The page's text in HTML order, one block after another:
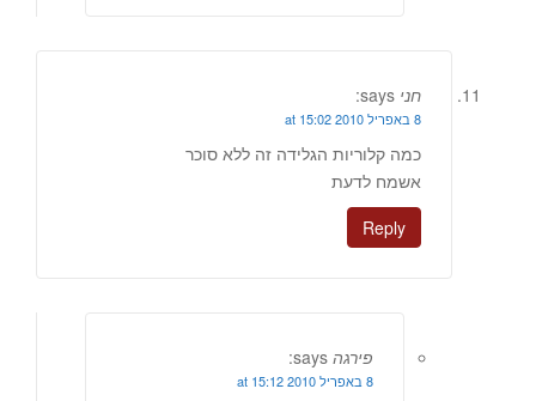
חני says:
8 באפריל 2010 at 15:02
כמה קלוריות הגלידה זה ללא סוכר
אשמח לדעת
Reply
פירגה says:
8 באפריל 2010 at 15:12